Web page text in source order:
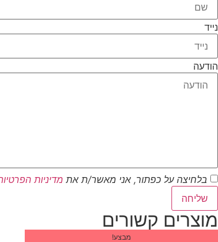
נייד
הודעה
בלחיצה על כפתור, אני מאשר/ת את מדיניות
שליחה
מוצרים קשורים
מבצע!